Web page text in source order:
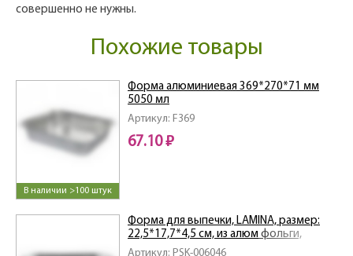
совершенно не нужны.
Похожие товары
В наличии >100 штук
Артикул: F369
Форма алюминиевая 369*270*71 мм
5050 мл
67.10 ₽
Артикул: PSK-006046
Форма для выпечки, LAMINA, размер:
22,5*17,7*4,5 см, из алюм фольги,
прямоугольная, одноразовая